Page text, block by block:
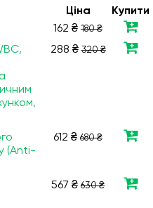
Ціна
Купити
162 ₴ 180 ₴
288 ₴320 ₴
(Anti-
612 ₴ 680 ₴
567 ₴ 630 ₴